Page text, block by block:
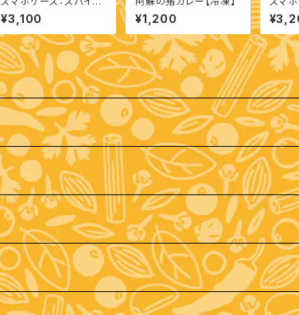
柄（iPhone 11 Pro）
¥3,100 ¥1,200
柄（